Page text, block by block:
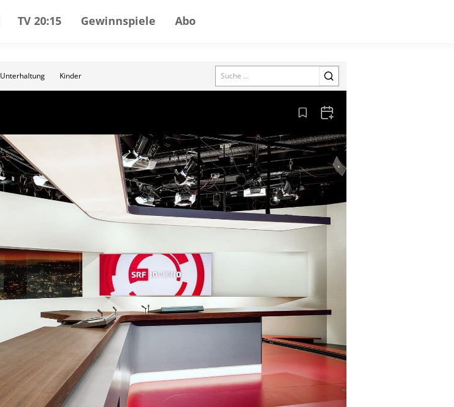
TV 20:15 Gewinnspiele Abo
Unterhaltung Kinder Search
Aus den Lesezeichen entfernen
Zum Kalender hinzufügen